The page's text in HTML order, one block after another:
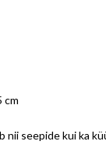
cm
nii seepide kui ka